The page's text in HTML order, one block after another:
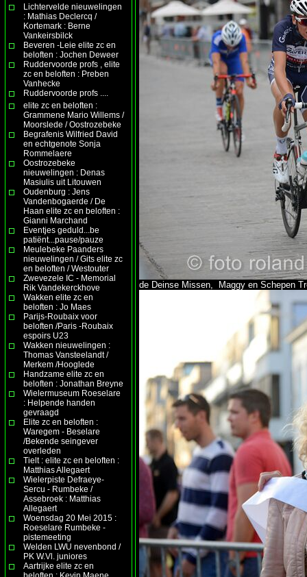
Lichtervelde nieuwelingen
: Mathias Declercq /
Kortemark : Berne
Vankeirsbilck
Beveren -Leie elite zc en
beloften : Jochen Deweer
Ruddervoorde profs , elite
zc en beloften : Preben
Vanhecke
Ruddervoorde profs ....
elite zc en beloften :
Grammene Mario Willems /
Moorslede / Oostrozebeke
Begrafenis Wilfried David
en echtgenote Sonja
Rommelaere
Oostrozebeke
nieuwelingen : Denas
Masiulis uit Litouwen
Oudenburg : Jens
Vandenbogaerde / De
Haan elite zc en beloften :
Gianni Marchand
Eventjes geduld...be
patiënt...pause/pauze
Meulebeke Paanders
nieuwelingen / Gits elite zc
en beloften / Westouter
Zwevezele IC - Memorial
Rik Vandekerckhove
Wakken elite zc en
beloften : Jo Maes
Parijs-Roubaix voor
beloften /Paris -Roubaix
espoirs U23
Wakken nieuwelingen :
Thomas Vansteelandt /
Merkem /Hooglede
Handzame elite zc en
beloften : Jonathan Breyne
Wielermuseum Roeselare
: Helpende handen
gevraagd
Elite zc en beloften :
Waregem - Beselare
/Bekende seingever
overleden
Tielt : elite zc en beloften :
Matthias Allegaert
Wielerpiste Defraeye-
Sercu - Rumbeke /
Assebroek : Matthias
Allegaert
Woensdag 20 Mei 2015 :
Roeselare Rumbeke -
pistemeeting
Welden LWU nevenbond /
PK W.Vl. juniores
Aartrijke elite zc en
de Deinse Missen, Maggy en Schepen